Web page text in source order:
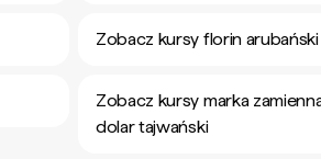
Zobacz kursy florin
Zobacz kursy marka
dolar tajwański